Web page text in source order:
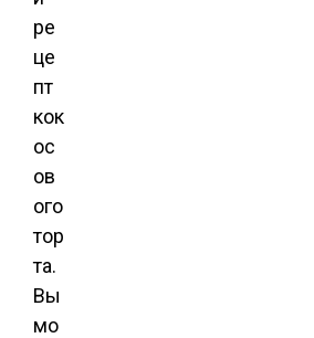
ре
це
пт
кок
ос
ов
ого
тор
та.
Вы
мо